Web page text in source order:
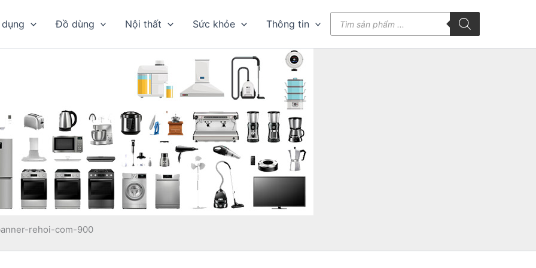
Đồ dùng Nội thất Sức khỏe Thông tin
kiếm
rehoi-com-900